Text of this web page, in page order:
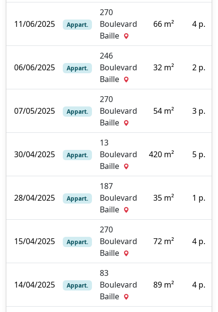
11/06/2025 Appart.
270
Boulevard
Baille
66 m² 4 p.
06/06/2025 Appart.
246
Boulevard
Baille
32 m² 2 p.
07/05/2025 Appart.
270
Boulevard
Baille
54 m² 3 p.
30/04/2025 Appart.
13
Boulevard
Baille
420 m² 5 p.
28/04/2025 Appart.
187
Boulevard
Baille
35 m² 1 p.
15/04/2025 Appart.
270
Boulevard
Baille
72 m² 4 p.
14/04/2025 Appart.
83
Boulevard
Baille
89 m² 4 p.